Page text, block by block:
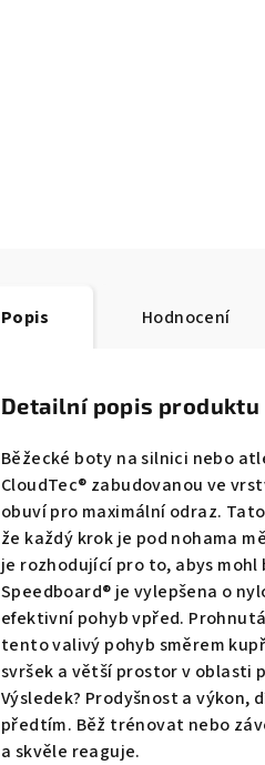
Popis Hodnocení
Detailní popis produktu
Běžecké boty na silnici nebo
CloudTec® zabudovanou ve
obuví pro maximální odraz.
že každý krok je pod nohama
je rozhodující pro to, abys
Speedboard® je vylepšena o
efektivní pohyb vpřed.
tento valivý pohyb směrem
svršek a větší prostor v oblasti
Výsledek? Prodyšnost a
předtím. Běž trénovat nebo
a skvěle reaguje.